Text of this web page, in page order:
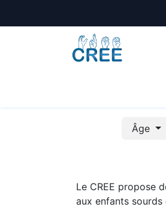
Âge
Le CREE propose
aux enfants sourds